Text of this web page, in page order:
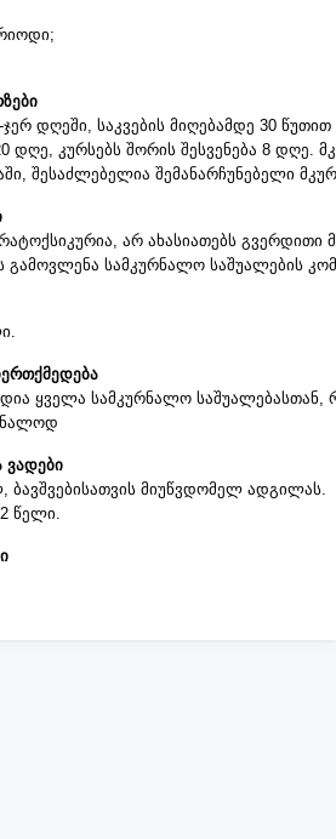
ჯერ დღეში, საკვების მიღებამდე 30
დღე, კურსებს შორის შესვენება 8 დღე.
შესაძლებელია შემანარჩუნებელი
არ ახასიათებს
გამოვლენა სამკურნალო საშუალების
ყველა სამკურნალო
ვადები
ბავშვებისათვის მიუწვდომელ ადგილას.
წელი.